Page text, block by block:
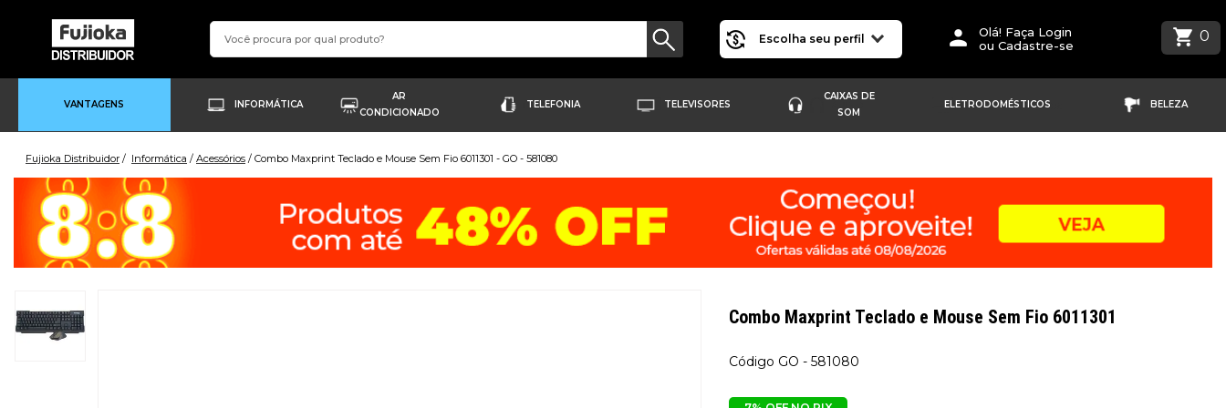
Escolha seu perfil
Olá! Faça Login
ou Cadastre-se
0
VANTAGENS INFORMÁTICA
AR
CONDICIONADO
TELEFONIA TELEVISORES
CAIXAS DE
SOM
ELETRODOMÉSTICOS BELEZA
Fujioka Distribuidor Informática Acessórios Combo Maxprint Teclado e Mouse Sem Fio 6011301 - GO - 581080
Combo Maxprint Teclado e Mouse Sem Fio 6011301
GO - 581080